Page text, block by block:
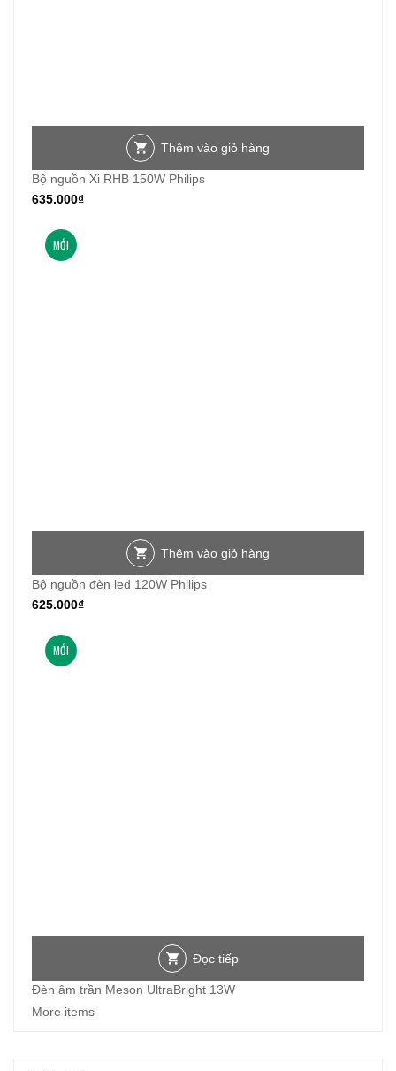
Thêm vào giỏ hàng
Bộ nguồn Xi RHB 150W Philips
635.000₫
MỚI
Thêm vào giỏ hàng
Bộ nguồn đèn led 120W Philips
625.000₫
MỚI
Đọc tiếp
Đèn âm trần Meson UltraBright 13W
More items